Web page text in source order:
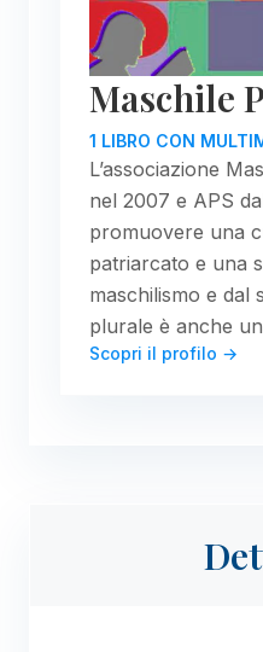
Maschile
1 LIBRO CON
L’associazione
nel 2007 e APS
promuovere una
patriarcato e una
maschilismo e dal
plurale è anche
Scopri il profilo →